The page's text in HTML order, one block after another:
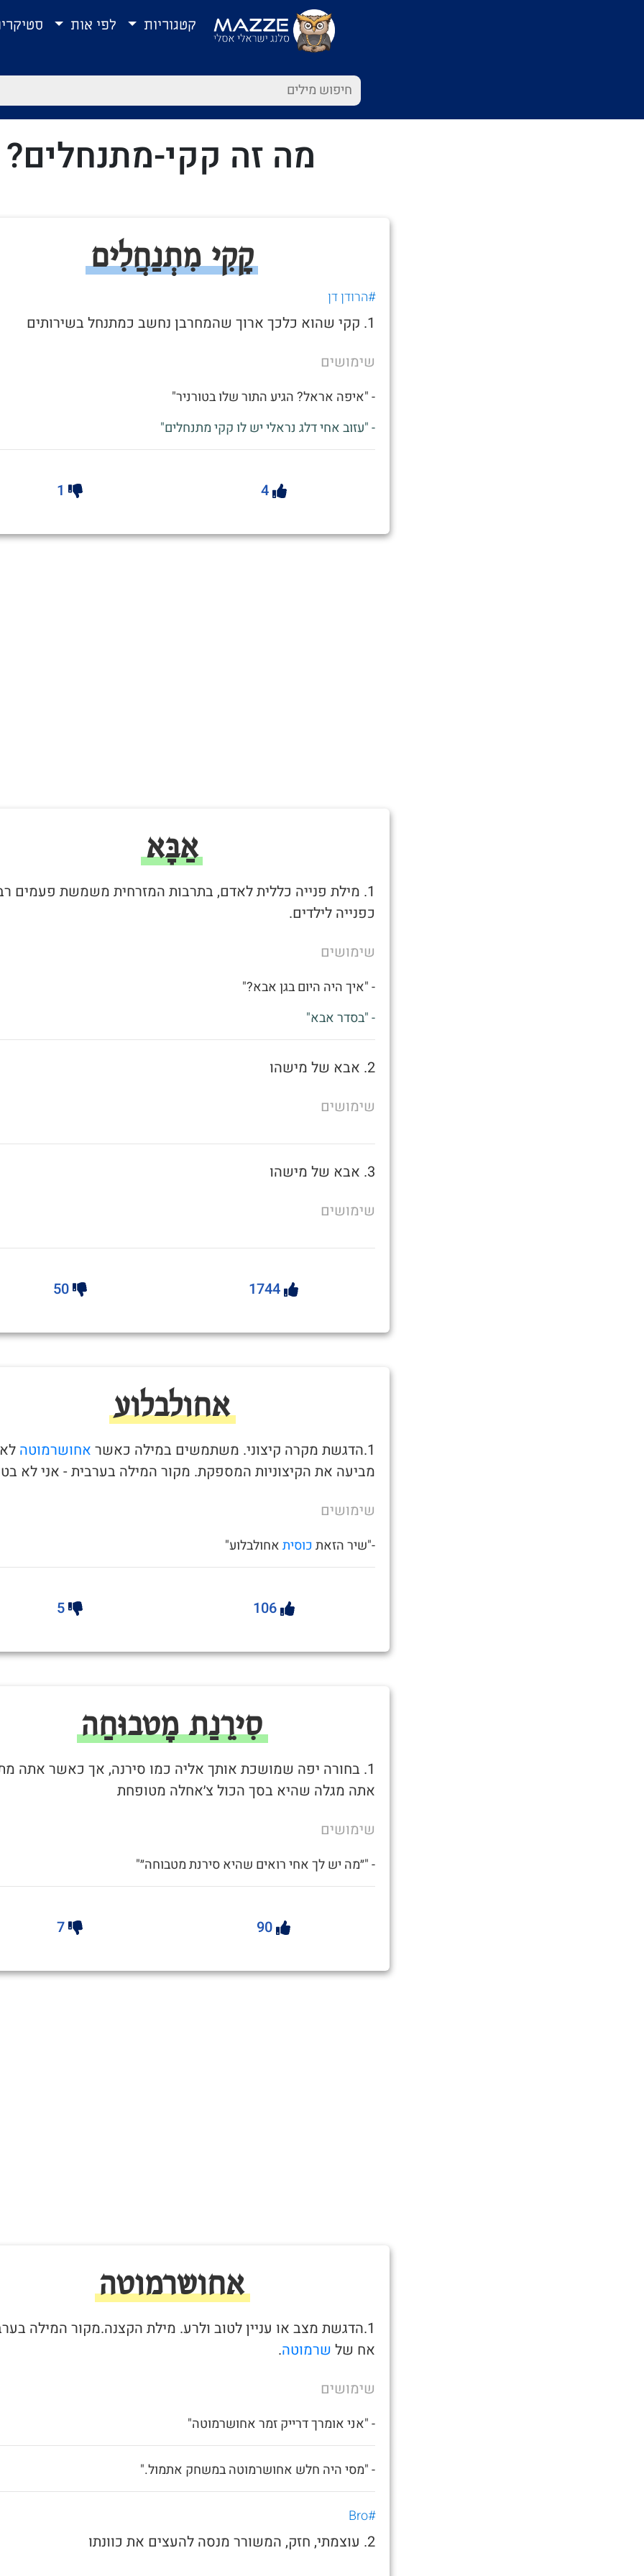
קטגוריות לפי אות
מה זה קקי-מתנחלים?
קָקִי מִתְנַחֲלִים
#הרודן דן
1. קקי שהוא כלכך ארוך שהמחרבן נחשב כמתנחל בשירותים
שימושים
- "איפה אראל? הגיע התור שלו בטורניר"
- "עזוב אחי דלג נראלי יש לו קקי מתנחלים"
4
1
אַבָּא
1. מילת פנייה כללית לאדם, בתרבות המזרחית משמשת פעמים
כפנייה לילדים.
שימושים
- "איך היה היום בגן אבא?"
- "בסדר אבא"
2. אבא של מישהו
שימושים
3. אבא של מישהו
שימושים
1744
50
אחולבלוע
1.הדגשת מקרה קיצוני. משתמשים במילה כאשר אחושרמוטה לא
מביעה את הקיצוניות המספקת. מקור המילה בערבית - אני לא
שימושים
-"שיר הזאתכוסיתאחולבלוע"
106
5
סִירֵנַת מָטבוּחַה
1. בחורה יפה שמושכת אותך אליה כמו סירנה, אך כאשר אתה
אתה מגלה שהיא בסך הכול צ׳אחלה מטופחת
שימושים
- "״מה יש לך אחי רואים שהיא סירנת מטבוחה״"
90
7
אחושרמוטה
1.הדגשת מצב או עניין לטוב ולרע. מילת הקצנה.מקור המילה
אח של שרמוטה.
שימושים
- "אני אומרך דרייק זמר אחושרמוטה"
- "מסי היה חלש אחושרמוטה במשחק אתמול."
#Bro
2. עוצמתי, חזק, המשורר מנסה להעצים את כוונתו